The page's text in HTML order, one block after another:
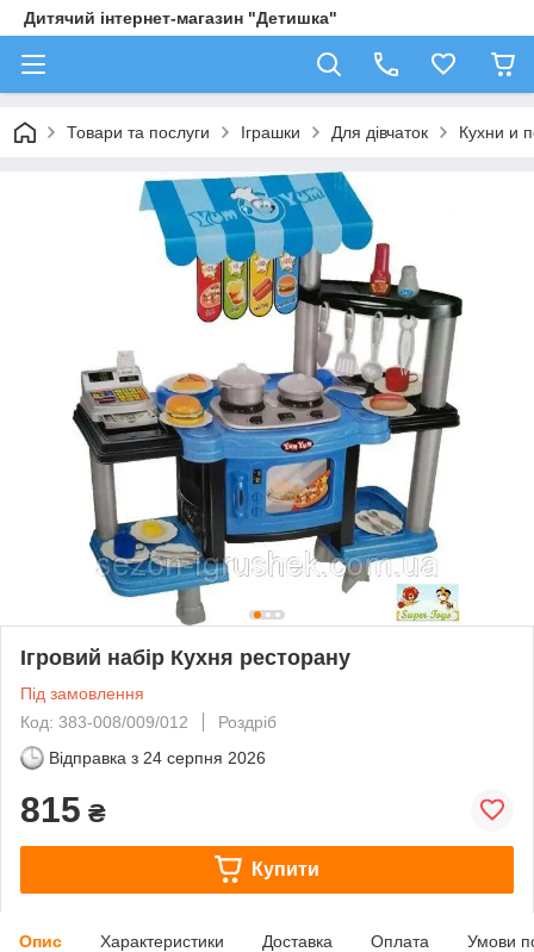
Дитячий інтернет-магазин "Детишка"
Товари та послуги Іграшки Для дівчаток Кухни и
Ігровий набір Кухня ресторану
Під замовлення
Код: 383-008/009/012
Роздріб
Відправка з 24 серпня 2026
815 ₴
Купити
Опис Характеристики Доставка Оплата Умови